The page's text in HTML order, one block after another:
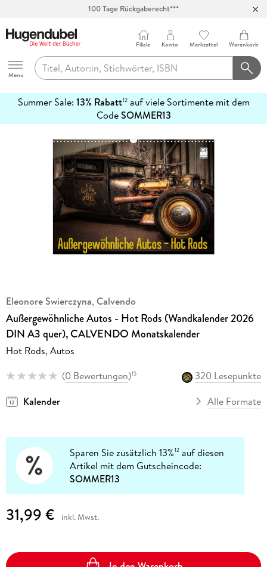
100 Tage Rückgaberecht***
Hugendubel
Menu
Filiale Konto Merkzettel Warenkorb
Summer Sale: 13% Rabatt12auf viele Sortimente mit dem
CodeSOMMER13
erfahren
Eleonore Swierczyna, Calvendo
Außergewöhnliche Autos - Hot Rods (Wandkalender 2026
DIN A3 quer), CALVENDO Monatskalender
Hot Rods, Autos
(0 Bewertungen)15
320 Lesepunkte
Kalender
Alle Formate
Sparen Sie zusätzlich 13%12 auf diesen
Artikel mit dem Gutscheincode:
SOMMER13
31,99 € inkl. Mwst.